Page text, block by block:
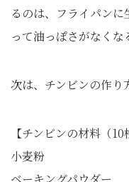
るのは、フライパン
って油っぽさがなくな
次は、チンビンの作り
【チンビンの材料（10
小麦粉